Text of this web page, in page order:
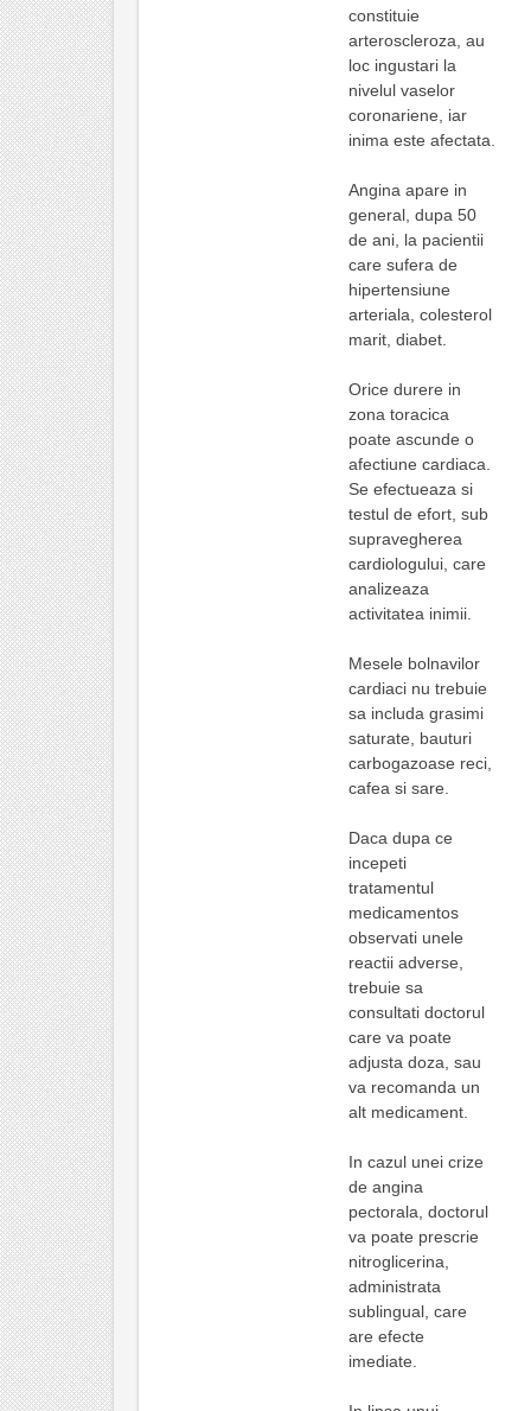
constituie
arteroscleroza, au
loc ingustari la
nivelul vaselor
coronariene, iar
inima este afectata.
Angina apare in
general, dupa 50
de ani, la pacientii
care sufera de
hipertensiune
arteriala, colesterol
marit, diabet.
Orice durere in
zona toracica
poate ascunde o
afectiune cardiaca.
Se efectueaza si
testul de efort, sub
supravegherea
cardiologului, care
analizeaza
activitatea inimii.
Mesele bolnavilor
cardiaci nu trebuie
sa includa grasimi
saturate, bauturi
carbogazoase reci,
cafea si sare.
Daca dupa ce
incepeti
tratamentul
medicamentos
observati unele
reactii adverse,
trebuie sa
consultati doctorul
care va poate
adjusta doza, sau
va recomanda un
alt medicament.
In cazul unei crize
de angina
pectorala, doctorul
va poate prescrie
nitroglicerina,
administrata
sublingual, care
are efecte
imediate.